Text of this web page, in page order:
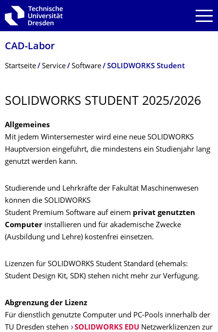
Zur Hauptnavigation springen
Zur Suche springen
Zum Inhalt springen
CAD-Labor
Breadcrumb-Menü
Startseite Service Software SOLIDWORKS Student
SOLIDWORKS STUDENT 2025/2026
Allgemeines
Mit jedem Wintersemester wird eine neue SOLIDWORKS
Hauptversion eingeführt, die mindestens ein Studienjahr lang
genutzt werden kann.
Studierende und Lehrkräfte der Fakultät Maschinenwesen
können die SOLIDWORKS
Student Premium Software auf einem privat genutzten
Computer installieren und für akademische Zwecke
(Ausbildung und Lehre) kostenfrei einsetzen.
Lizenzen für SOLIDWORKS Student Standard (ehemals:
Student Design Kit, SDK) stehen nicht mehr zur Verfügung.
Abgrenzung der Lizenz
Für dienstlich genutzte Computer und PC-Pools innerhalb der
TU Dresden stehen
SOLIDWORKS EDU Netzwerklizenzen zur